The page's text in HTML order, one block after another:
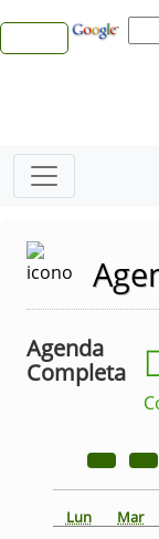
Agenda
Completa
Lun Mar